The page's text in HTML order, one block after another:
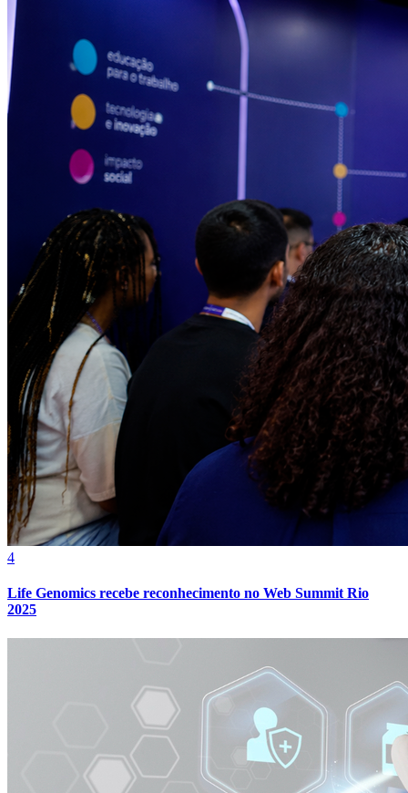
Atlético-MG
4
Life Genomics recebe reconhecimento no Web Summit Rio
2025